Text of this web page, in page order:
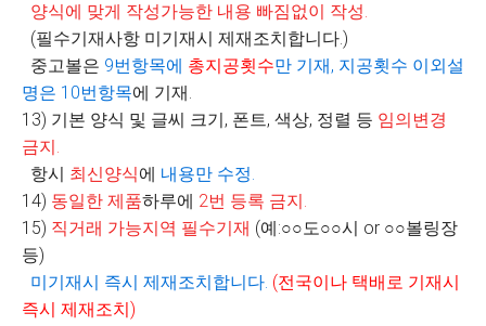
양식에 맞게 작성가능한 내용 빠짐없이 작성.
(필수기재사항 미기재시 제재조치합니다.)
중고볼은 9번항목에 총지공횟수만 기재, 지공횟수 이외설
명은 10번항목에 기재.
13) 기본 양식 및 글씨 크기, 폰트, 색상, 정렬 등 임의변경
금지.
항시 최신양식에 내용만 수정.
14) 동일한 제품하루에 2번 등록 금지.
15) 직거래 가능지역 필수기재 (예:○○도○○시 or ○○볼링장
등)
미기재시 즉시 제재조치합니다. (전국이나 택배로 기재시
즉시 제재조치)